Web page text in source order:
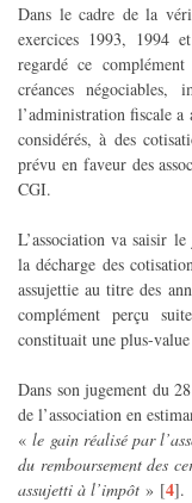
Dans le cadre de la
exercices 1993, 1994
regardé ce
créances négociables,
l’administration fiscale a
considérés, à des
prévu en faveur des
CGI.
L’association va saisir
la décharge des
assujettie au titre des
complément perçu
constituait une plus-
Dans son jugement du
de l’association en
«le gain réalisé par
du remboursement des
assujetti à l’impôt » [4].